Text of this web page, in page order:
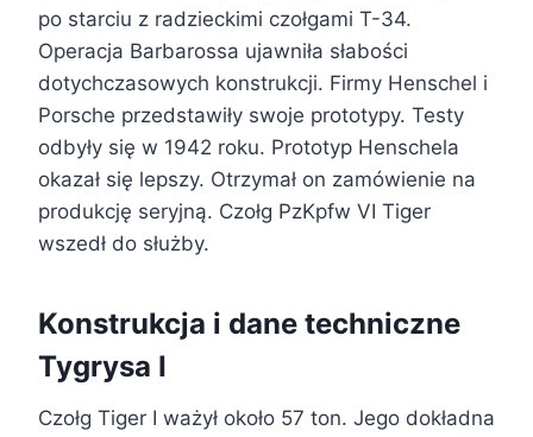
po starciu z radzieckimi czołgami T-34.
Operacja Barbarossa ujawniła słabości
dotychczasowych konstrukcji. Firmy Henschel i
Porsche przedstawiły swoje prototypy. Testy
odbyły się w 1942 roku. Prototyp Henschela
okazał się lepszy. Otrzymał on zamówienie na
produkcję seryjną. Czołg PzKpfw VI Tiger
wszedł do służby.
Konstrukcja i dane techniczne
Tygrysa I
Czołg Tiger I ważył około 57 ton. Jego dokładna